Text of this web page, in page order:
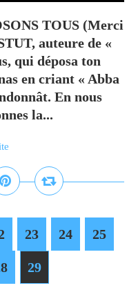
TOUS (Merci
auteure de «
qui déposa ton
en criant « Abba
En nous
la...
23 24 25
29